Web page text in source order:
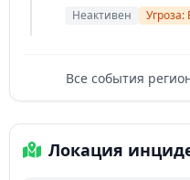
Неактивен
Все события
Локация